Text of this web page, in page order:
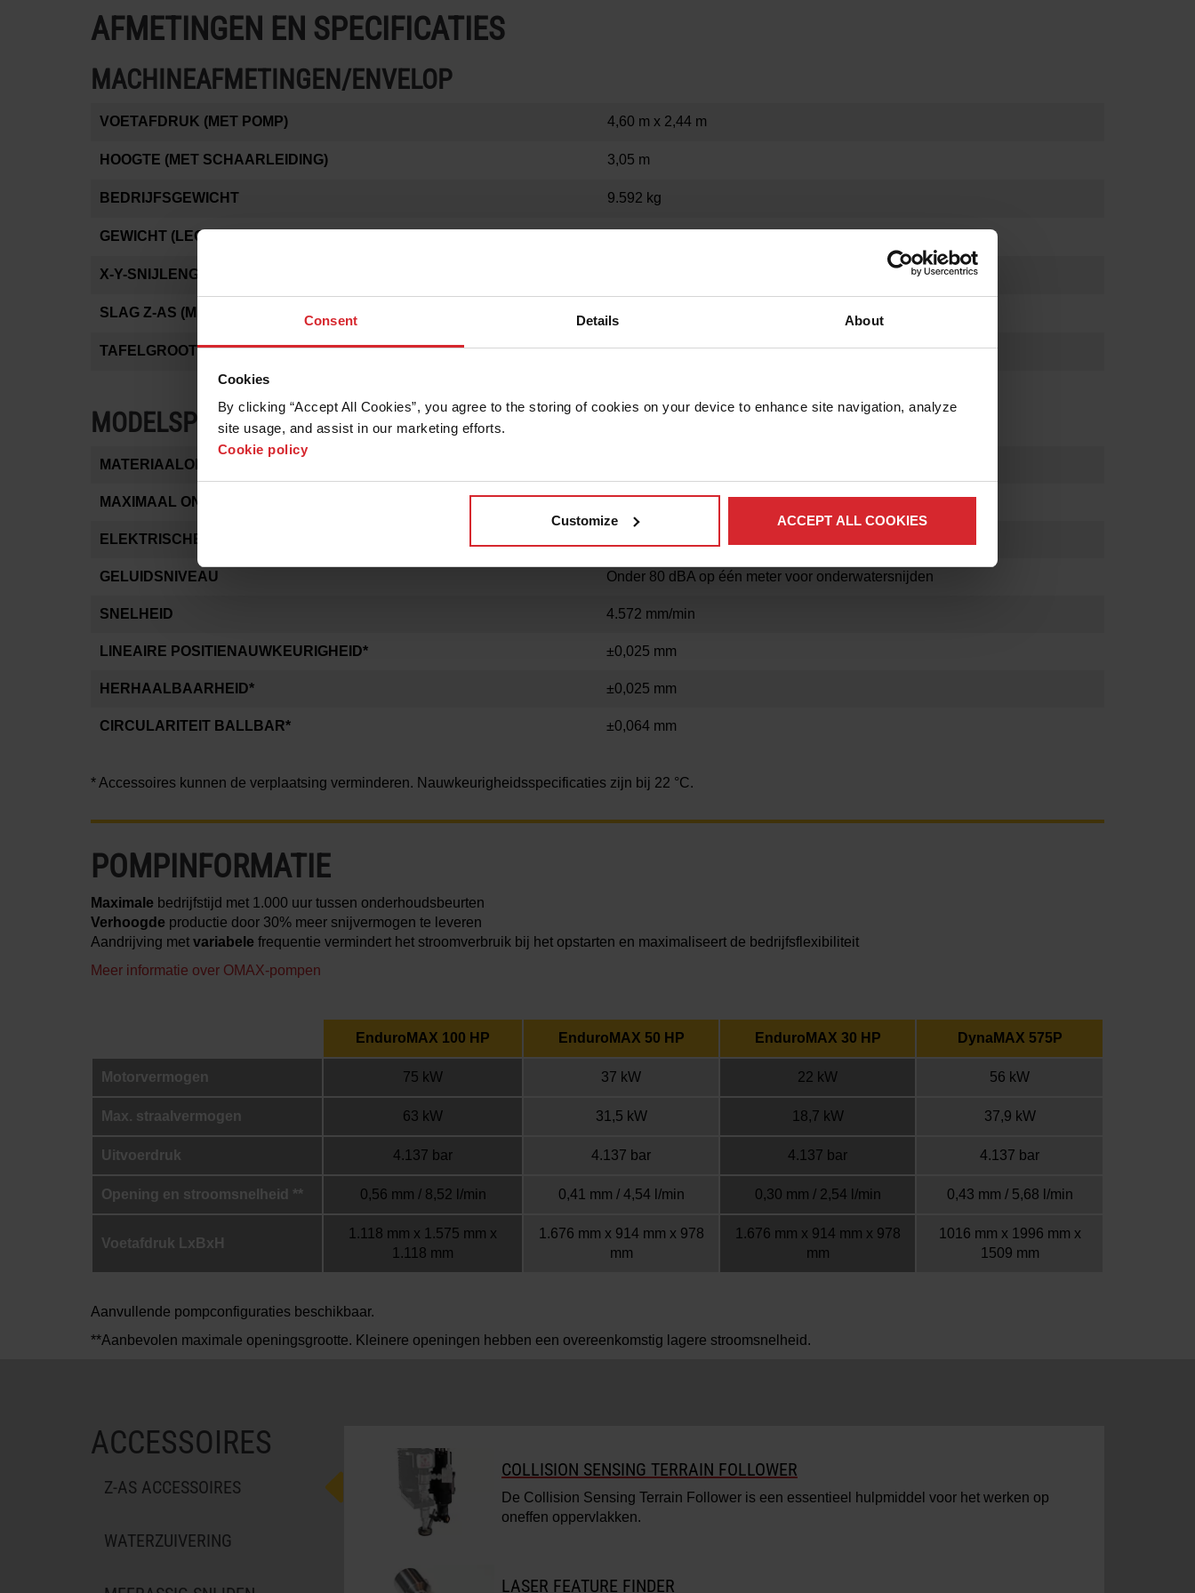
Consent Details About
Cookies
By clicking “Accept All Cookies”, you agree to the storing of cookies on your device to enhance site navigation, analyze
site usage, and assist in our marketing efforts.
Cookie policy
Customize ACCEPT ALL COOKIES
AFMETINGEN EN SPECIFICATIES
MACHINEAFMETINGEN/ENVELOP
VOETAFDRUK (MET POMP) 4,60 m x 2,44 m
HOOGTE (MET SCHAARLEIDING) 3,05 m
BEDRIJFSGEWICHT 9.592 kg
GEWICHT (LEGE TANK)
X-Y-SNIJLENGTE*
SLAG Z-AS (MET GEMOTORISEERDE Z-AS)* 203 mm
TAFELGROOTTE 3,20 m x 1,65 m
MODELSPECIFICATIES
MATERIAALONDERSTEUNINGSLATTEN
MAXIMAAL ONDERSTEUNDE MATERIAALLAST 1.950 kg/m2
ELEKTRISCHE VEREISTEN
GELUIDSNIVEAU Onder 80 dBA op één meter voor onderwatersnijden
SNELHEID 4.572 mm/min
LINEAIRE POSITIENAUWKEURIGHEID* ±0,025 mm
HERHAALBAARHEID* ±0,025 mm
CIRCULARITEIT BALLBAR* ±0,064 mm
* Accessoires kunnen de verplaatsing verminderen. Nauwkeurigheidsspecificaties zijn bij 22 °C.
POMPINFORMATIE
Maximale bedrijfstijd met 1.000 uur tussen onderhoudsbeurten
Verhoogde productie door 30% meer snijvermogen te leveren
Aandrijving met variabele frequentie vermindert het stroomverbruik bij het opstarten en maximaliseert de bedrijfsflexibiliteit
Meer informatie over OMAX-pompen
EnduroMAX 100 HP EnduroMAX 50 HP EnduroMAX 30 HP DynaMAX 575P
Motorvermogen 75 kW 37 kW 22 kW 56 kW
Max. straalvermogen 63 kW 31,5 kW 18,7 kW 37,9 kW
Uitvoerdruk 4.137 bar 4.137 bar 4.137 bar 4.137 bar
Opening en stroomsnelheid ** 0,56 mm / 8,52 l/min 0,41 mm / 4,54 l/min 0,30 mm / 2,54 l/min 0,43 mm / 5,68 l/min
Voetafdruk LxBxH
1.118 mm x 1.575 mm x
1.118 mm
1.676 mm x 914 mm x 978
mm
1.676 mm x 914 mm x 978
mm
1016 mm x 1996 mm x
1509 mm
Aanvullende pompconfiguraties beschikbaar.
**Aanbevolen maximale openingsgrootte. Kleinere openingen hebben een overeenkomstig lagere stroomsnelheid.
ACCESSOIRES
Z-AS ACCESSOIRES
WATERZUIVERING
COLLISION SENSING TERRAIN FOLLOWER
De Collision Sensing Terrain Follower is een essentieel hulpmiddel voor het werken op
oneffen oppervlakken.
LASER FEATURE FINDER